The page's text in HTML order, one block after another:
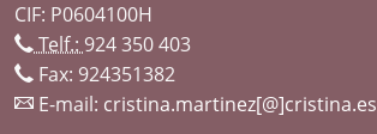
CIF: P0604100H
Telf.: 924 350 403
Fax: 924351382
E-mail: cristina.martinez[@]cristina.es